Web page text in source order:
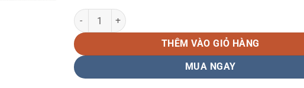
Hộp mực in 36A 313 LN tương thích số lượng
THÊM VÀO GIỎ HÀNG
MUA NGAY